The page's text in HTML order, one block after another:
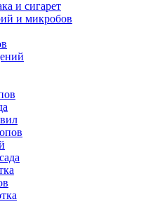
и сигарет
и микробов